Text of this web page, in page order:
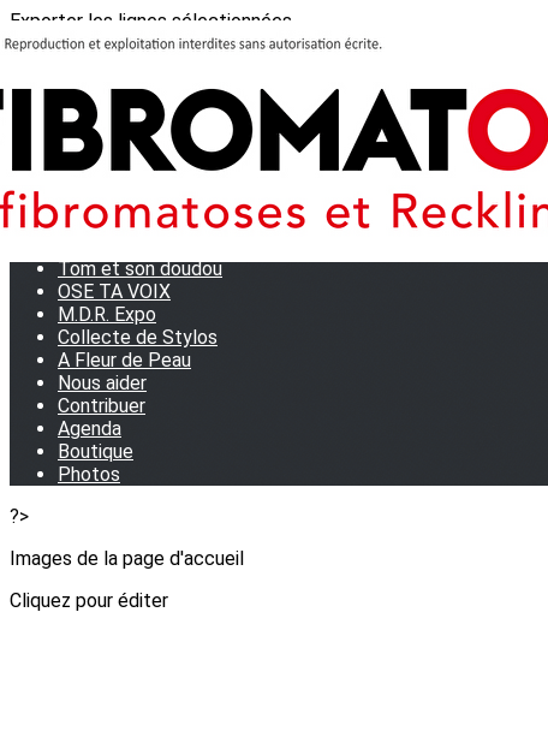
Exporter les lignes sélectionnées
Exporter toutes les colonnes
Journées Partage 2026 - La Rochelle
Tom et son doudou
OSE TA VOIX
M.D.R. Expo
Collecte de Stylos
A Fleur de Peau
Nous aider
Contribuer
Agenda
Boutique
Photos
?>
Images de la page d'accueil
Cliquez pour éditer